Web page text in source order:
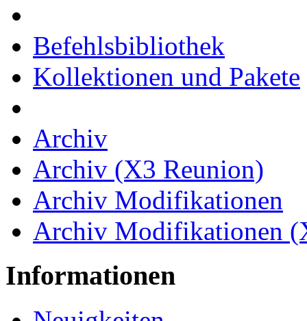
Befehlsbibliothek
Kollektionen und Pakete
Archiv
Archiv (X3 Reunion)
Archiv Modifikationen
Archiv Modifikationen
Informationen